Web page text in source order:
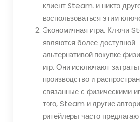
клиент Steam, и никто
воспользоваться этим
Экономичная игра. Ключи
являются более доступной
альтернативой покупке
игр. Они исключают
производство и
связанные с физическими
того, Steam и другие
ритейлеры часто